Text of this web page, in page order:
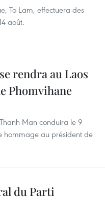
To Lam, effectuera des
août.
rendra au Laos
Phomvihane
Man conduira le 9
hommage au président de
du Parti